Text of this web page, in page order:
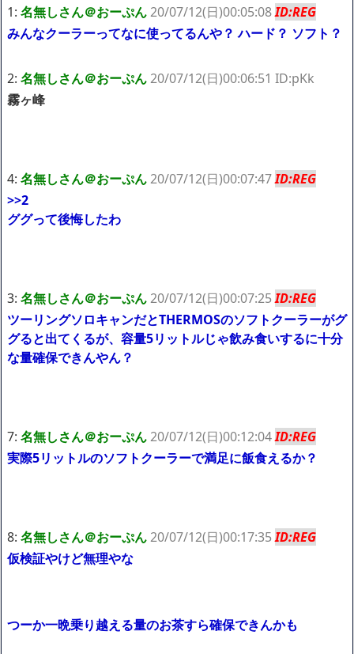
かつてはSONYのパソコンだった「VAIO」家電量販店のノジマに
買収されてしまう
ハードオフに売っていた4万4000円のフィギュアがヤバすぎるｗ
【閲覧注意】俺が近くにいると機械が壊れるんだけどさ
私は6年間「子無し既婚女性」で人から様々なことを言われてき
たけど子無しの原因は親の教えのせいかもしれません
1: 名無しさん＠おーぷん20/07/12(日)00:05:08ID:REG
みんなクーラーってなに使ってるんや？ ハード？ ソフト？
2: 名無しさん＠おーぷん20/07/12(日)00:06:51 ID:pKk
霧ヶ峰
4: 名無しさん＠おーぷん20/07/12(日)00:07:47ID:REG
>>2
ググって後悔したわ
3: 名無しさん＠おーぷん20/07/12(日)00:07:25ID:REG
ツーリングソロキャンだとTHERMOSのソフトクーラーがグ
グると出てくるが、容量5リットルじゃ飲み食いするに十分
な量確保できんやん？
7: 名無しさん＠おーぷん20/07/12(日)00:12:04ID:REG
実際5リットルのソフトクーラーで満足に飯食えるか？
8: 名無しさん＠おーぷん20/07/12(日)00:17:35ID:REG
仮検証やけど無理やな
つーか一晩乗り越える量のお茶すら確保できんかも